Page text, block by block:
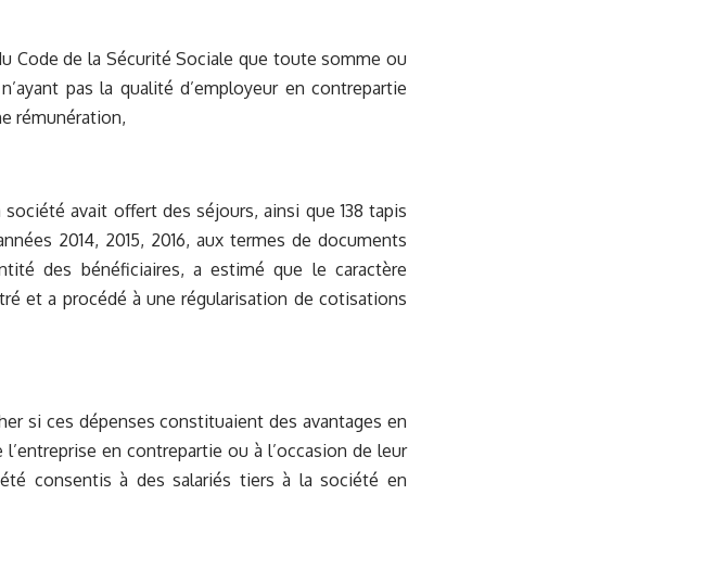
Code de la Sécurité Sociale que toute somme ou
pas la qualité d’employeur en contrepartie
rémunération,
avait offert des séjours, ainsi que 138 tapis
2014, 2015, 2016, aux termes de documents
des bénéficiaires, a estimé que le caractère
et a procédé à une régularisation de cotisations
si ces dépenses constituaient des avantages en
en contrepartie ou à l’occasion de leur
consentis à des salariés tiers à la société en